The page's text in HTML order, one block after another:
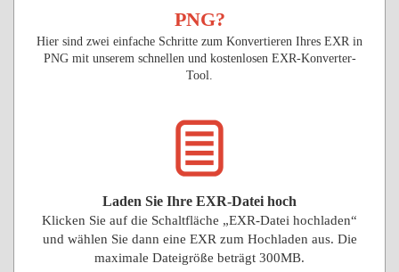
PNG?
Hier sind zwei einfache Schritte zum Konvertieren Ihres EXR in
PNG mit unserem schnellen und kostenlosen EXR-Konverter-
Tool.
Laden Sie Ihre EXR-Datei hoch
Klicken Sie auf die Schaltfläche „EXR-Datei hochladen“
und wählen Sie dann eine EXR zum Hochladen aus. Die
maximale Dateigröße beträgt 300MB.